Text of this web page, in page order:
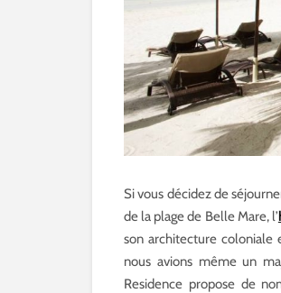
Si vous décidez de
de la plage de Belle Mare, l’
son architecture coloniale
nous avions même un
Residence propose de